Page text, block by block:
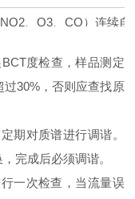
、O3、CO）连续
度检查，样品测定
30%，否则应查找原
期对质谱进行调谐。
完成后必须调谐。
一次检查，当流量误